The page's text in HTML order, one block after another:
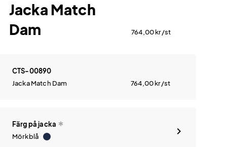
Jacka Match
Dam
764,00kr/st
CTS-00890
Jacka Match Dam
764,00kr/st
Färg på jacka
Mörkblå